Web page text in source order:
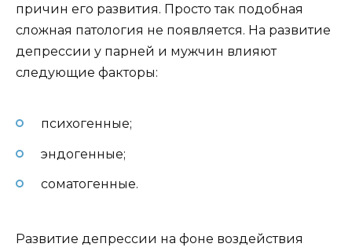
причин его развития. Просто так подобная
сложная патология не появляется. На развитие
депрессии у парней и мужчин влияют
следующие факторы:
психогенные;
эндогенные;
соматогенные.
Развитие депрессии на фоне воздействия